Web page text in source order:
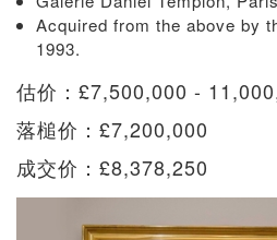
Acquired from the above by
1993.
估价：£7,500,000 -
落槌价：£7,200,000
成交价：£8,378,250